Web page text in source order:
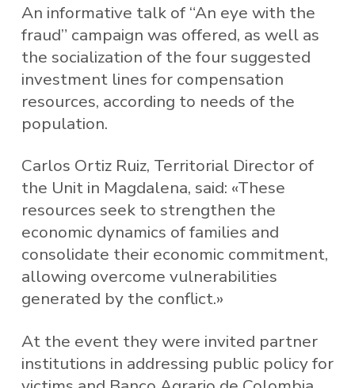
An informative talk of “An eye with the
fraud” campaign was offered, as well as
the socialization of the four suggested
investment lines for compensation
resources, according to needs of the
population.
Carlos Ortiz Ruiz, Territorial Director of
the Unit in Magdalena, said: «These
resources seek to strengthen the
economic dynamics of families and
consolidate their economic commitment,
allowing overcome vulnerabilities
generated by the conflict.»
At the event they were invited partner
institutions in addressing public policy for